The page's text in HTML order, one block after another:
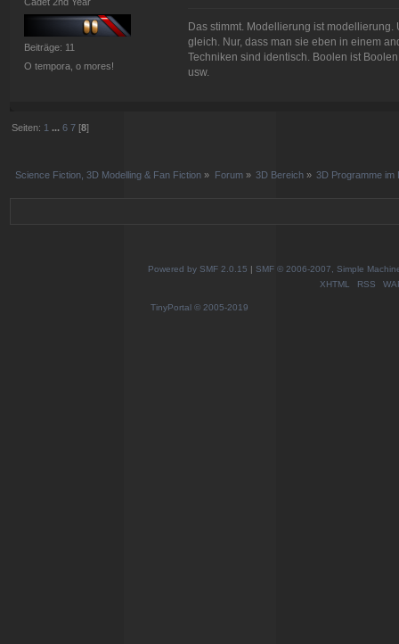
Beiträge: 11
O tempora, o mores!
Das stimmt. Modellierung ist
gleich. Nur, dass man sie eben in einem
Techniken sind identisch. Boolen ist
usw.
Seiten: 1 ...6 7 [8]
Science Fiction, 3D Modelling & Fan Fiction » Forum» 3D Bereich » 3D Programme im
Powered by SMF 2.0.15 | SMF © 2006-2007, Simple
XHTML
RSS
TinyPortal © 2005-2019